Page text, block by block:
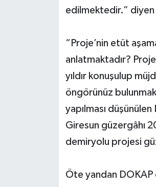
edilmektedir.”
“Proje’nin etüt
anlatmaktadır?
yıldır konuşulup
öngörünüz
yapılması
Giresun güzergâhı
demiryolu projesi
Öte yandan DOKAP